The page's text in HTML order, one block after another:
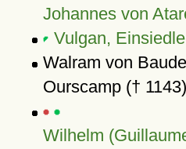
Johannes von
Vulgan,
Walram von
Ourscamp (†
Wilhelm